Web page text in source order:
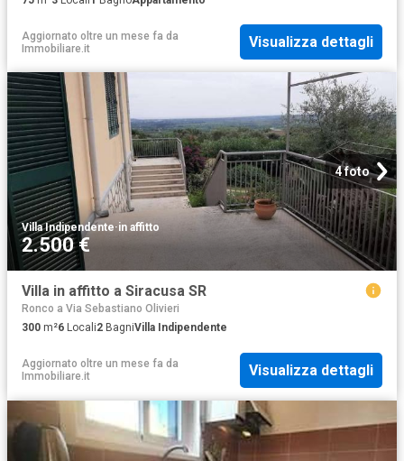
Aggiornato oltre un mese fa da
Immobiliare.it
Visualizza dettagli
4 foto
Villa Indipendente·in affitto
2.500 €
Villa in affitto a Siracusa SR
Ronco a Via Sebastiano Olivieri
300 m²6 Locali2 BagniVilla Indipendente
Aggiornato oltre un mese fa da
Immobiliare.it
Visualizza dettagli